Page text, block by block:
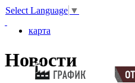
Select Language ▼
карта
Новости